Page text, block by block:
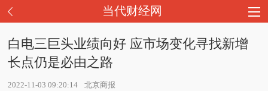
当代财经网
白电三巨头业绩向好 应市场变化寻找新增
长点仍是必由之路
2022-11-03 09:20:14 北京商报